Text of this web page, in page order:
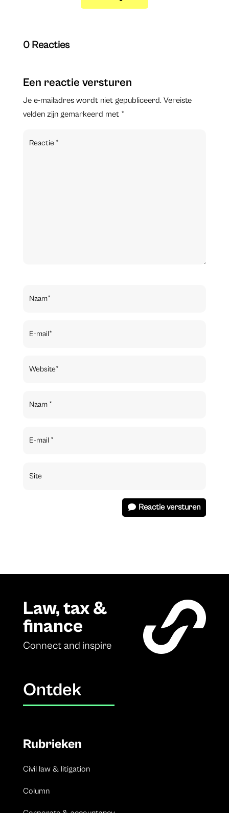
0 Reacties
Een reactie versturen
Je e-mailadres wordt niet gepubliceerd. Vereiste
velden zijn gemarkeerd met *
Reactie versturen
Law, tax &
finance
Connect and inspire
Ontdek
Rubrieken
Civil law & litigation
Column